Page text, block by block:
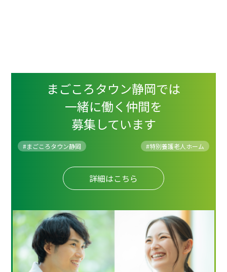
まごころタウン静岡では
一緒に働く仲間を
募集しています
#まごころタウン静岡 #特別養護老人ホーム
詳細はこちら